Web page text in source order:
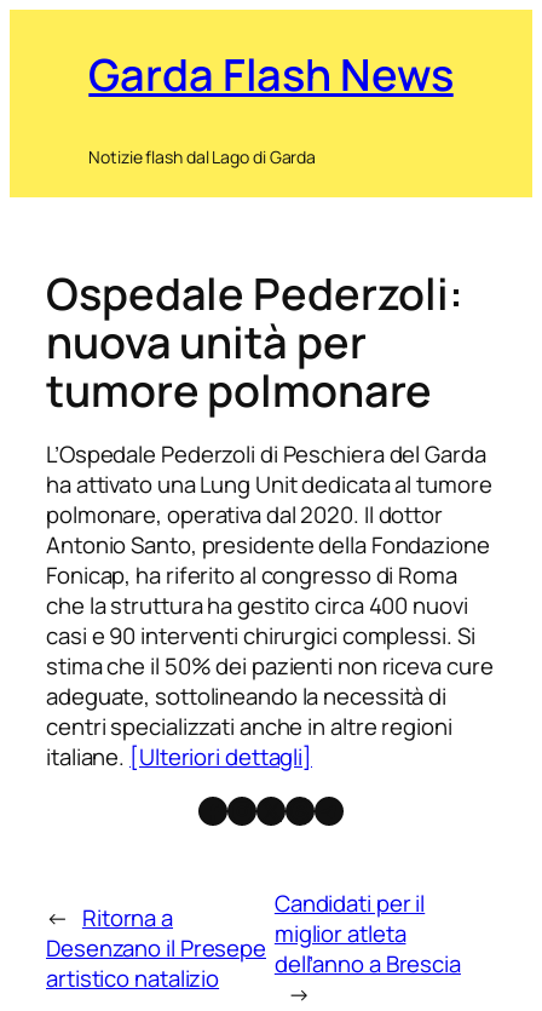
Garda Flash News
Notizie flash dal Lago di Garda
Ospedale Pederzoli:
nuova unità per
tumore polmonare
L’Ospedale Pederzoli di Peschiera del Garda
ha attivato una Lung Unit dedicata al tumore
polmonare, operativa dal 2020. Il dottor
Antonio Santo, presidente della Fondazione
Fonicap, ha riferito al congresso di Roma
che la struttura ha gestito circa 400 nuovi
casi e 90 interventi chirurgici complessi. Si
stima che il 50% dei pazienti non riceva cure
adeguate, sottolineando la necessità di
centri specializzati anche in altre regioni
italiane. [Ulteriori dettagli]
Facebook
Instagram
X Threads
Telegram
← Ritorna a
Desenzano il Presepe
artistico natalizio
Candidati per il
miglior atleta
dell’anno a Brescia
→